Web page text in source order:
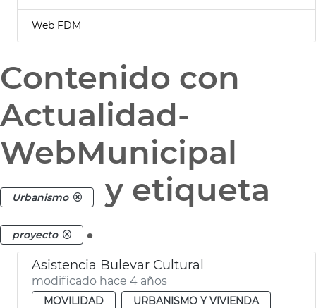
Web FDM
Contenido con
Actualidad-
WebMunicipal
Urbanismo y etiqueta
proyecto .
Asistencia Bulevar Cultural
modificado hace 4 años
MOVILIDAD
URBANISMO Y VIVIENDA